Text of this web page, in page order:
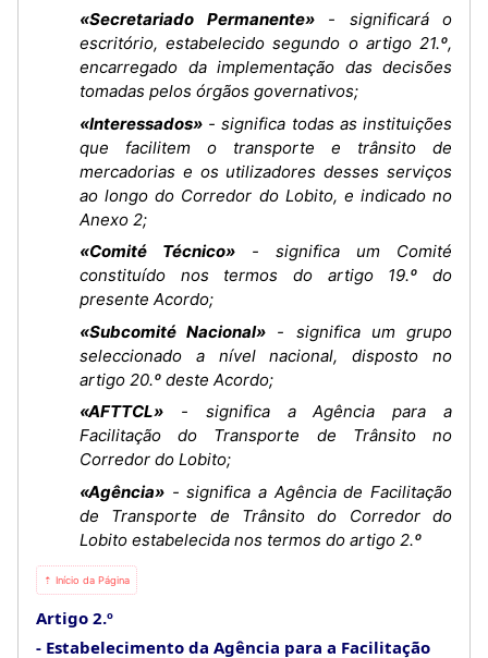
«Secretariado Permanente»- significará o
escritório, estabelecido segundo o artigo 21.º,
encarregado da implementação das decisões
tomadas pelos órgãos governativos;
«Interessados» - significa todas as instituições
que facilitem o transporte e trânsito de
mercadorias e os utilizadores desses serviços
ao longo do Corredor do Lobito, e indicado no
Anexo 2;
«Comité Técnico» - significa um Comité
constituído nos termos do artigo 19.º do
presente Acordo;
«Subcomité Nacional» - significa um grupo
seleccionado a nível nacional, disposto no
artigo 20.º deste Acordo;
«AFTTCL» - significa a Agência para a
Facilitação do Transporte de Trânsito no
Corredor do Lobito;
«Agência» - significa a Agência de Facilitação
de Transporte de Trânsito do Corredor do
Lobito estabelecida nos termos do artigo 2.º
⇡ Início da Página
Artigo 2.º
Estabelecimento da Agência para a Facilitação